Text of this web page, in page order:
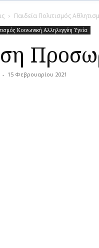
Παιδεία Πολιτισμός
Κοινωνική Αλληλεγγύη Υγεία
- 15 Φεβρουαρίου 2021